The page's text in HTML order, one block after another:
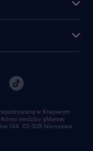
w Krajowym
siedziby głównej
134, 02-305 Warszawa.